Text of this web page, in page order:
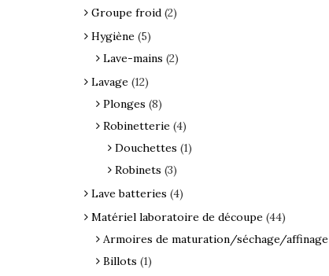
Groupe froid (2)
Hygiène (5)
Lave-mains (2)
Lavage (12)
Plonges (8)
Robinetterie (4)
Douchettes (1)
Robinets (3)
Lave batteries (4)
Matériel laboratoire de découpe (44)
Armoires de maturation/séchage/affinage
Billots (1)